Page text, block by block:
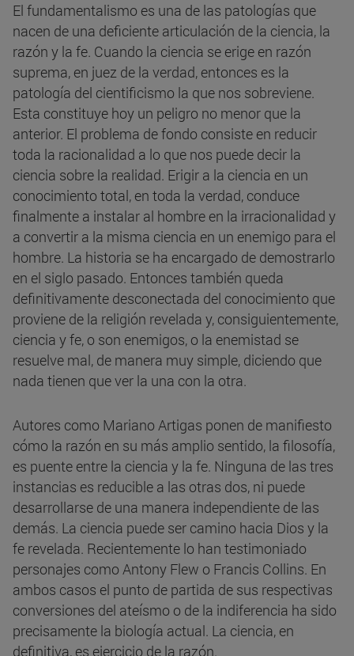
El fundamentalismo es una de las patologías que
nacen de una deficiente articulación de la ciencia, la
razón y la fe. Cuando la ciencia se erige en razón
suprema, en juez de la verdad, entonces es la
patología del cientificismo la que nos sobreviene.
Esta constituye hoy un peligro no menor que la
anterior. El problema de fondo consiste en reducir
toda la racionalidad a lo que nos puede decir la
ciencia sobre la realidad. Erigir a la ciencia en un
conocimiento total, en toda la verdad, conduce
finalmente a instalar al hombre en la irracionalidad y
a convertir a la misma ciencia en un enemigo para el
hombre. La historia se ha encargado de demostrarlo
en el siglo pasado. Entonces también queda
definitivamente desconectada del conocimiento que
proviene de la religión revelada y, consiguientemente,
ciencia y fe, o son enemigos, o la enemistad se
resuelve mal, de manera muy simple, diciendo que
nada tienen que ver la una con la otra.
Autores como Mariano Artigas ponen de manifiesto
cómo la razón en su más amplio sentido, la filosofía,
es puente entre la ciencia y la fe. Ninguna de las tres
instancias es reducible a las otras dos, ni puede
desarrollarse de una manera independiente de las
demás. La ciencia puede ser camino hacia Dios y la
fe revelada. Recientemente lo han testimoniado
personajes como Antony Flew o Francis Collins. En
ambos casos el punto de partida de sus respectivas
conversiones del ateísmo o de la indiferencia ha sido
precisamente la biología actual. La ciencia, en
definitiva, es ejercicio de la razón.